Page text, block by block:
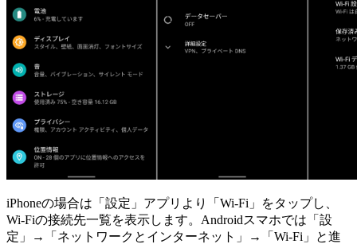
iPhoneの場合は「設定」アプリより「Wi-Fi」をタップし、
Wi-Fiの接続先一覧を表示します。Androidスマホでは「設
定」→「ネットワークとインターネット」→「Wi-Fi」と進